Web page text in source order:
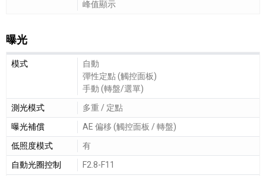
峰值顯示
曝光
曝光細節敘述
模式
自動
彈性定點 (觸控面板)
手動 (轉盤/選單)
測光模式
多重 / 定點
曝光補償
AE 偏移 (觸控面板 / 轉盤)
低照度模式
有
自動光圈控制
F2.8-F11